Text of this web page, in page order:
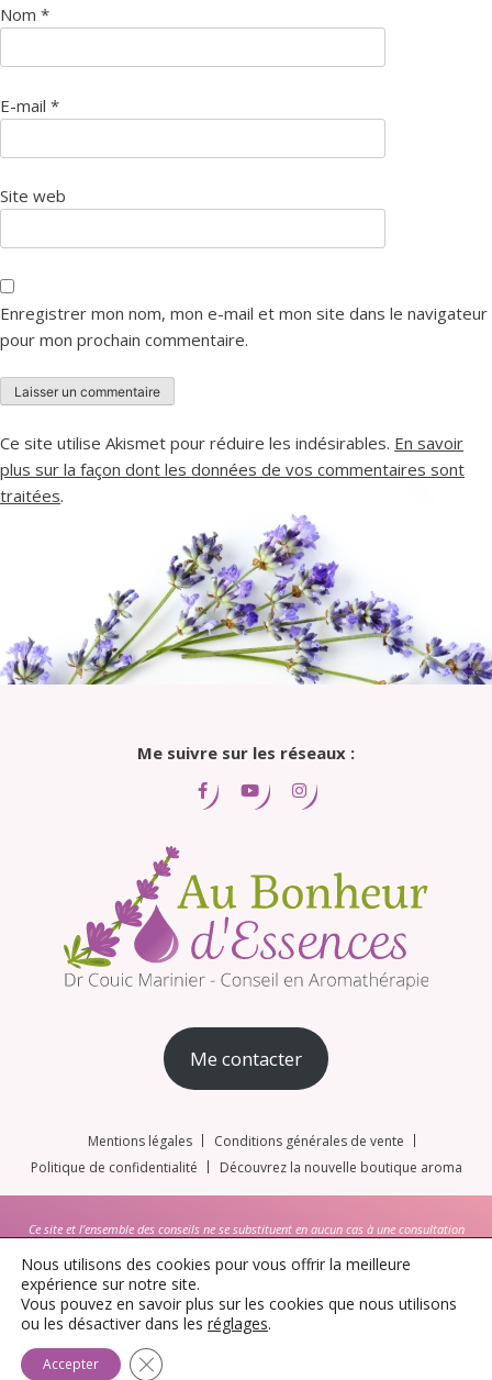
Nom *
E-mail *
Site web
Enregistrer mon nom, mon e-mail et mon site dans le navigateur
pour mon prochain commentaire.
Ce site utilise Akismet pour réduire les indésirables. En savoir
plus sur la façon dont les données de vos commentaires sont
traitées.
Me suivre sur les réseaux :
Me contacter
Mentions légales
Conditions générales de vente
Politique de confidentialité
Découvrez la nouvelle boutique aroma
Ce site et l’ensemble des conseils ne se substituent en aucun cas à une consultation
d’en apprécier la gravité et/ou l’urgence. Les docteurs en pharmacie donnant les conseils
ainsi que les concepteurs du site dégagent toute responsabilité quant aux conséquences
provenant d’un emploi abusif ou non de l’ensemble des informations données lors des
conseils et sur le site internet.
Nous utilisons des cookies pour vous offrir la meilleure
expérience sur notre site.
Vous pouvez en savoir plus sur les cookies que nous utilisons
ou les désactiver dans les réglages.
Accepter Fermer la bannière des cookies GDPR